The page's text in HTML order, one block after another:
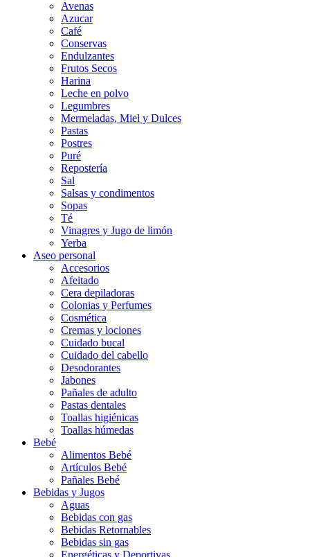
Avenas
Azucar
Café
Conservas
Endulzantes
Frutos Secos
Harina
Leche en polvo
Legumbres
Mermeladas, Miel y Dulces
Pastas
Postres
Puré
Repostería
Sal
Salsas y condimentos
Sopas
Té
Vinagres y Jugo de limón
Yerba
Aseo personal
Accesorios
Afeitado
Cera depiladoras
Colonias y Perfumes
Cosmética
Cremas y lociones
Cuidado bucal
Cuidado del cabello
Desodorantes
Jabones
Pañales de adulto
Pastas dentales
Toallas higiénicas
Toallas húmedas
Bebé
Alimentos Bebé
Artículos Bebé
Pañales Bebé
Bebidas y Jugos
Aguas
Bebidas con gas
Bebidas Retornables
Bebidas sin gas
Energéticas y Deportivas